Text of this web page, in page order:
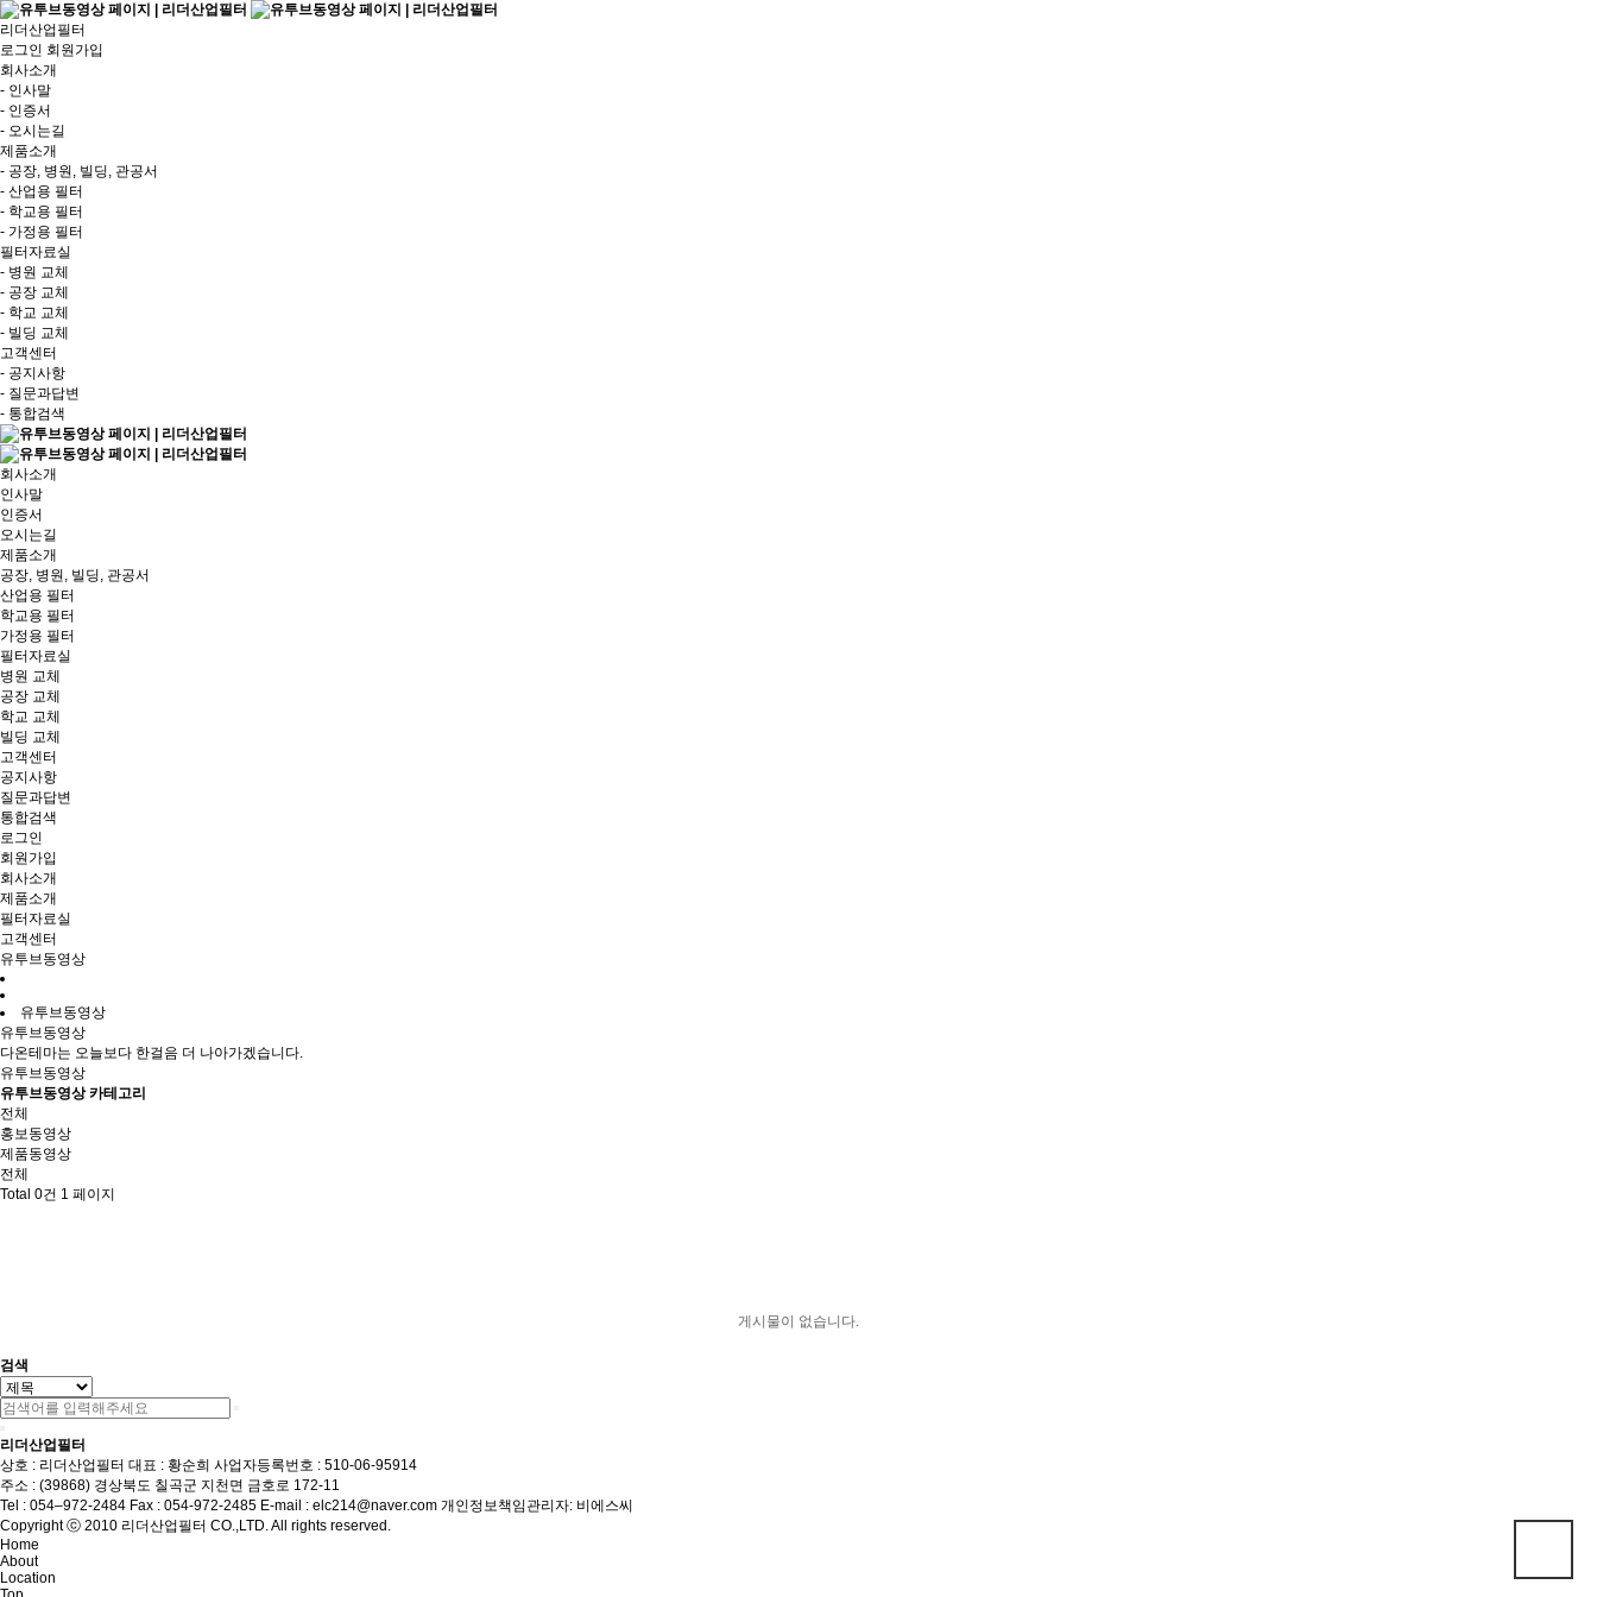
리더산업필터
로그인 회원가입
회사소개
- 인사말
- 인증서
- 오시는길
제품소개
- 공장, 병원, 빌딩, 관공서
- 산업용 필터
- 학교용 필터
- 가정용 필터
필터자료실
- 병원 교체
- 공장 교체
- 학교 교체
- 빌딩 교체
고객센터
- 공지사항
- 질문과답변
- 통합검색
회사소개
인사말
인증서
오시는길
제품소개
공장, 병원, 빌딩, 관공서
산업용 필터
학교용 필터
가정용 필터
필터자료실
병원 교체
공장 교체
학교 교체
빌딩 교체
고객센터
공지사항
질문과답변
통합검색
로그인
회원가입
회사소개
제품소개
필터자료실
고객센터
유투브동영상
유투브동영상
유투브동영상
다온테마는 오늘보다 한걸음 더 나아가겠습니다.
유투브동영상
유투브동영상 카테고리
전체
홍보동영상
제품동영상
전체
Total 0건 1 페이지
게시물이 없습니다.
검색
리더산업필터
상호 : 리더산업필터 대표 : 황순희 사업자등록번호 : 510-06-95914
주소 : (39868) 경상북도 칠곡군 지천면 금호로 172-11
Tel : 054–972-2484 Fax : 054-972-2485 E-mail : elc214@naver.com 개인정보책임관리자: 비에스씨
Copyright ⓒ 2010 리더산업필터 CO.,LTD. All rights reserved.
Home
About
Location